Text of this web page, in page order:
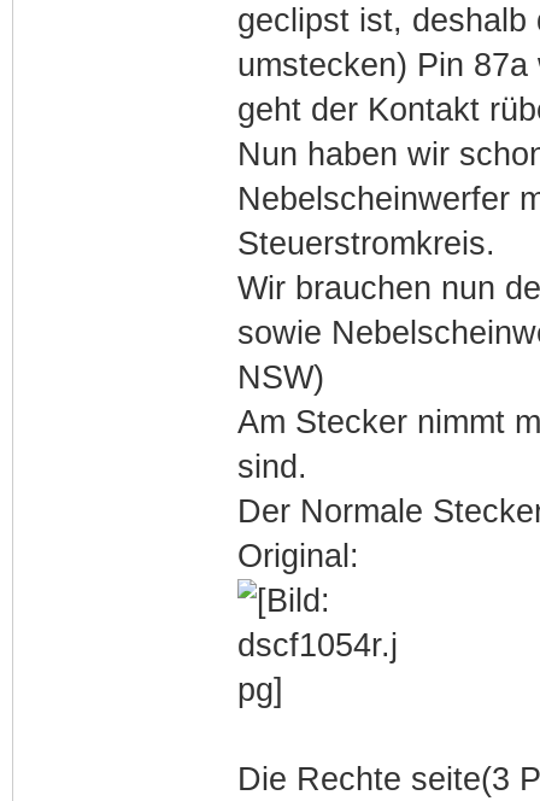
geclipst ist, deshalb
umstecken) Pin
geht der Kontakt
Nun haben wir
Nebelscheinwerfer
Steuerstromkreis.
Wir brauchen nun
sowie
NSW)
Am Stecker nimmt
sind.
Der Normale
Original:
Die Rechte seite(3